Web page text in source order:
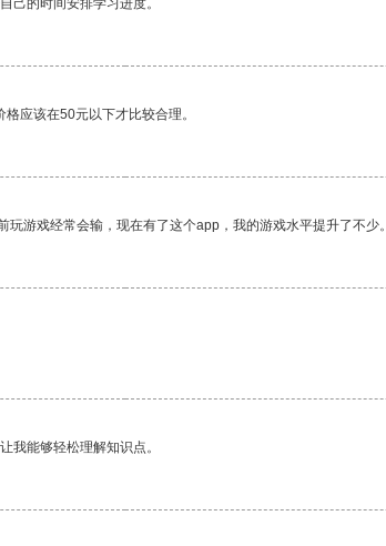
己的时间安排学习进度。
应该在50元以下才比较合理。
游戏经常会输，现在有了这个app，我的游戏水平提升了不少。
我能够轻松理解知识点。